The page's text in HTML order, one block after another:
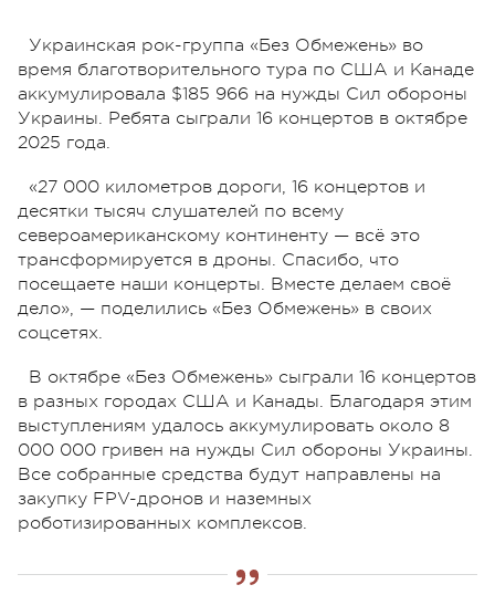
Украинская рок-группа «Без Обмежень» во
время благотворительного тура по США и Канаде
аккумулировала $185 966 на нужды Сил обороны
Украины. Ребята сыграли 16 концертов в октябре
2025 года.
«27 000 километров дороги, 16 концертов и
десятки тысяч слушателей по всему
североамериканскому континенту — всё это
трансформируется в дроны. Спасибо, что
посещаете наши концерты. Вместе делаем своё
дело», — поделились «Без Обмежень» в своих
соцсетях.
В октябре «Без Обмежень» сыграли 16 концертов
в разных городах США и Канады. Благодаря этим
выступлениям удалось аккумулировать около 8
000 000 гривен на нужды Сил обороны Украины.
Все собранные средства будут направлены на
закупку FPV-дронов и наземных
роботизированных комплексов.